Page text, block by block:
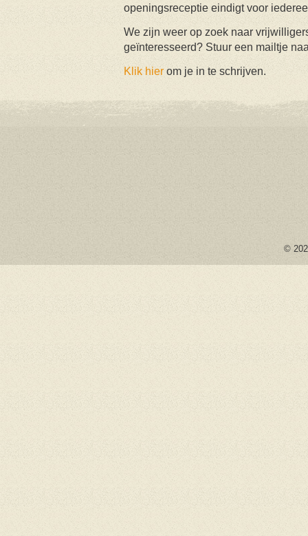
openingsreceptie eindigt voor
We zijn weer op zoek naar
geïnteresseerd? Stuur een mailtje
Klik hier om je in te schrijven.
©